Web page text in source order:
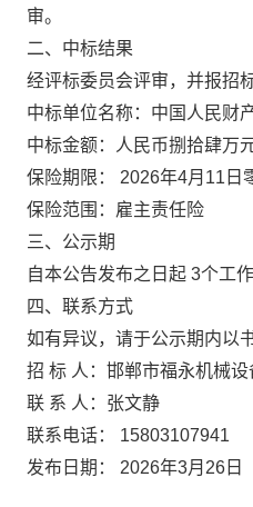
审。
二、中标结果
经评标委员会评审，并报招
中标单位名称：中国人民财
中标金额：人民币捌拾肆万
保险期限： 2026年4月11日
保险范围：雇主责任险
三、公示期
自本公告发布之日起 3个工作
四、联系方式
如有异议，请于公示期内以
招 标 人：邯郸市福永机械
联 系 人：张文静
联系电话： 15803107941
发布日期： 2026年3月26日